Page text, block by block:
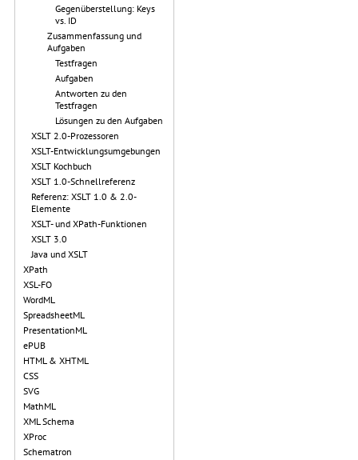
Gegenüberstellung: Keys
vs. ID
Zusammenfassung und
Aufgaben
Testfragen
Aufgaben
Antworten zu den
Testfragen
Lösungen zu den Aufgaben
XSLT 2.0-Prozessoren
XSLT-Entwicklungsumgebungen
XSLT Kochbuch
XSLT 1.0-Schnellreferenz
Referenz: XSLT 1.0 & 2.0-
Elemente
XSLT- und XPath-Funktionen
XSLT 3.0
Java und XSLT
XPath
XSL-FO
WordML
SpreadsheetML
PresentationML
ePUB
HTML & XHTML
CSS
SVG
MathML
XML Schema
XProc
Schematron